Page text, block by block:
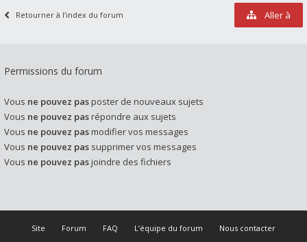
Retourner à l’index du forum Aller à
Permissions du forum
Vous ne pouvez pasposter de nouveaux sujets
Vous ne pouvez pasrépondre aux sujets
Vous ne pouvez pasmodifier vos messages
Vous ne pouvez pas supprimer vos messages
Vous ne pouvez pasjoindre des fichiers
Site Forum FAQ L’équipe du forum Nous contacter